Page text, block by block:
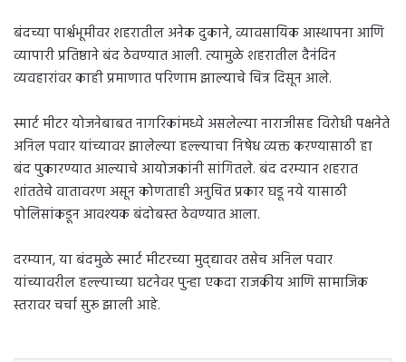
बंदच्या पार्श्वभूमीवर शहरातील अनेक दुकाने, व्यावसायिक आस्थापना आणि
व्यापारी प्रतिष्ठाने बंद ठेवण्यात आली. त्यामुळे शहरातील दैनंदिन
व्यवहारांवर काही प्रमाणात परिणाम झाल्याचे चित्र दिसून आले.
स्मार्ट मीटर योजनेबाबत नागरिकांमध्ये असलेल्या नाराजीसह विरोधी पक्षनेते
अनिल पवार यांच्यावर झालेल्या हल्ल्याचा निषेध व्यक्त करण्यासाठी हा
बंद पुकारण्यात आल्याचे आयोजकांनी सांगितले. बंद दरम्यान शहरात
शांततेचे वातावरण असून कोणताही अनुचित प्रकार घडू नये यासाठी
पोलिसांकडून आवश्यक बंदोबस्त ठेवण्यात आला.
दरम्यान, या बंदमुळे स्मार्ट मीटरच्या मुद्द्यावर तसेच अनिल पवार
यांच्यावरील हल्ल्याच्या घटनेवर पुन्हा एकदा राजकीय आणि सामाजिक
स्तरावर चर्चा सुरू झाली आहे.